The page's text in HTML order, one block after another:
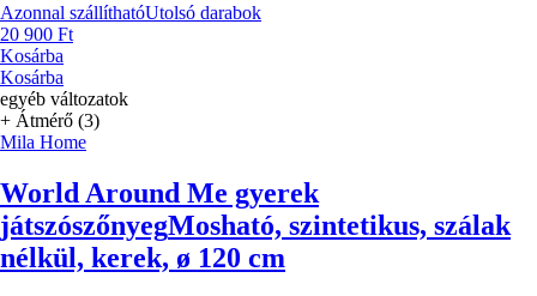
Azonnal szállíthatóUtolsó darabok
20 900 Ft
Kosárba
Kosárba
egyéb változatok
+ Átmérő (3)
Mila Home
World Around Me gyerek
játszószőnyegMosható, szintetikus, szálak
nélkül, kerek, ø 120 cm